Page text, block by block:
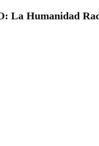
La Humanidad